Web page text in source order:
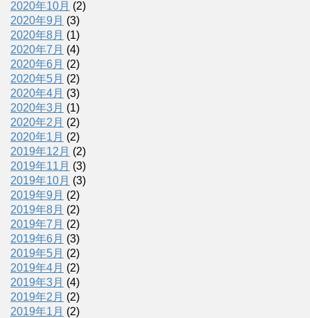
2020年10月 (2)
2020年9月 (3)
2020年8月 (1)
2020年7月 (4)
2020年6月 (2)
2020年5月 (2)
2020年4月 (3)
2020年3月 (1)
2020年2月 (2)
2020年1月 (2)
2019年12月 (2)
2019年11月 (3)
2019年10月 (3)
2019年9月 (2)
2019年8月 (2)
2019年7月 (2)
2019年6月 (3)
2019年5月 (2)
2019年4月 (2)
2019年3月 (4)
2019年2月 (2)
2019年1月 (2)